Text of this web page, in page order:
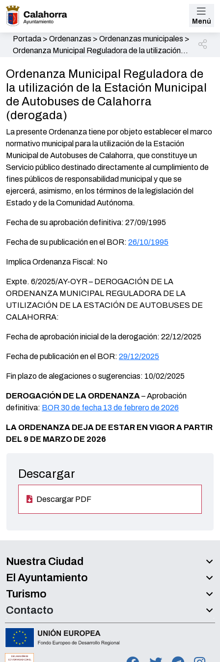
Menú
Portada> Ordenanzas > Ordenanzas municipales >
Ordenanza Municipal Reguladora de la utilización
(derogada)
Ordenanza Municipal Reguladora de
la utilización de la Estación Municipal
de Autobuses de Calahorra
(derogada)
La presente Ordenanza tiene por objeto establecer el marco
normativo municipal para la utilización de la Estación
Municipal de Autobuses de Calahorra, que constituye un
Servicio público destinado directamente al cumplimiento de
fines públicos de responsabilidad municipal y que se
ejercerá, asimismo, en los términos de la legislación del
Estado y de la Comunidad Autónoma.
Fecha de su aprobación definitiva: 27/09/1995
Fecha de su publicación en el BOR: 26/10/1995
Implica Ordenanza Fiscal: No
Expte. 6/2025/AY-OYR – DEROGACIÓN DE LA
ORDENANZA MUNICIPAL REGULADORA DE LA
UTILIZACIÓN DE LA ESTACIÓN DE AUTOBUSES DE
CALAHORRA:
Fecha de aprobación inicial de la derogación: 22/12/2025
Fecha de publicación en el BOR: 29/12/2025
Fin plazo de alegaciones o sugerencias: 10/02/2025
DEROGACIÓN DE LA ORDENANZA – Aprobación
definitiva: BOR 30 de fecha 13 de febrero de 2026
LA ORDENANZA DEJA DE ESTAR EN VIGOR A PARTIR
DEL 9 DE MARZO DE 2026
Descargar
Descargar PDF
Nuestra Ciudad
El Ayuntamiento
Turismo
Contacto